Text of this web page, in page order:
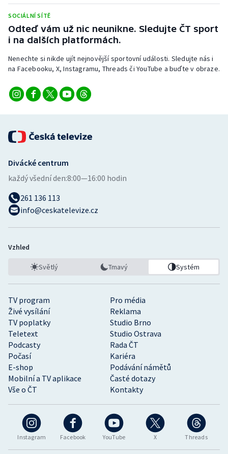
Stolní tenis
Triatlon
Veslování
Volejbal
SOCIÁLNÍ SÍTĚ
Odteď vám už nic neunikne. Sledujte ČT sport
i na dalších platformách.
Nenechte si nikde ujít nejnovější sportovní události. Sledujte nás i
na Facebooku, X, Instagramu, Threads či YouTube a buďte v obraze.
Instagram Facebook YouTube X Threads
TV program
Pro média
Živé vysílání
Reklama
TV poplatky
Studio Brno
Teletext
Studio Ostrava
Podcasty
Rada ČT
Počasí
Kariéra
E-shop
Podávání námětů
Mobilní a TV aplikace
Časté dotazy
Vše o ČT
Kontakty
Divácké centrum
každý všední den:8:00—16:00 hodin
261 136 113
info@ceskatelevize.cz
Vzhled
Světlý Tmavý Systém